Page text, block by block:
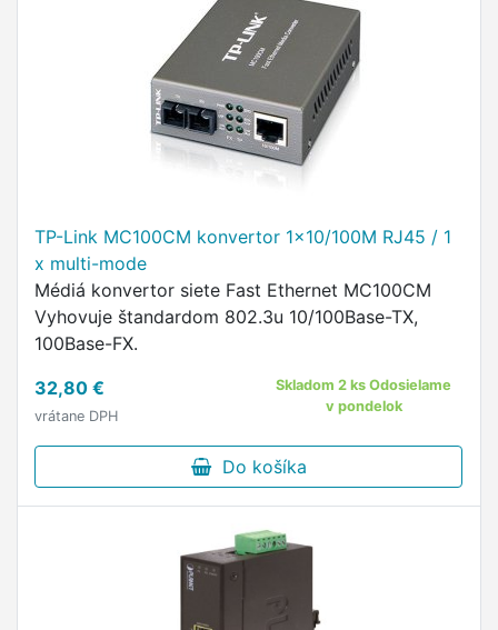
TP-Link MC100CM konvertor 1x10/100M RJ45 / 1
x multi-mode
Médiá konvertor siete Fast Ethernet MC100CM
Vyhovuje štandardom 802.3u 10/100Base-TX,
100Base-FX.
32,80 €
vrátane DPH
Skladom 2 ks Odosielame
v pondelok
Do košíka